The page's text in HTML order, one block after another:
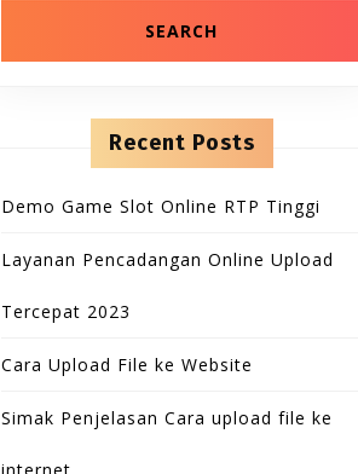
Recent Posts
Demo Game Slot Online RTP Tinggi
Layanan Pencadangan Online Upload
Tercepat 2023
Cara Upload File ke Website
Simak Penjelasan Cara upload file ke